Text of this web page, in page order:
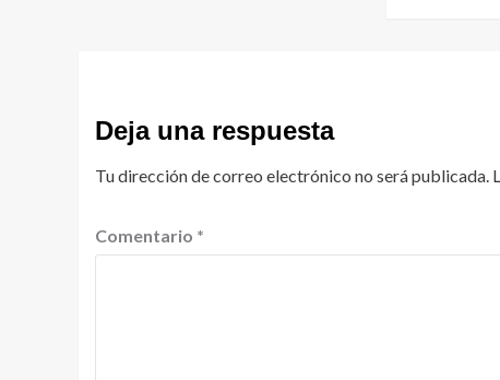
Deja una respuesta
Tu dirección de correo electrónico no será publicada.
Comentario *